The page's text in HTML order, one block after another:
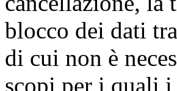
blocco dei dati
di cui non è
scopi per i quali i